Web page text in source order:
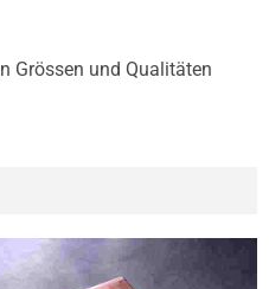
Grössen und Qualitäten